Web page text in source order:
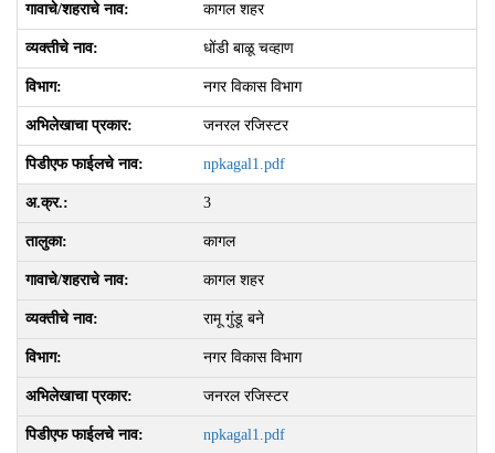
कागल शहर
धोंडी बाळू चव्‍हाण
नगर विकास विभाग
जनरल रजिस्टर
npkagal1.pdf
3
कागल
कागल शहर
रामू गुंडू बने
नगर विकास विभाग
जनरल रजिस्टर
npkagal1.pdf